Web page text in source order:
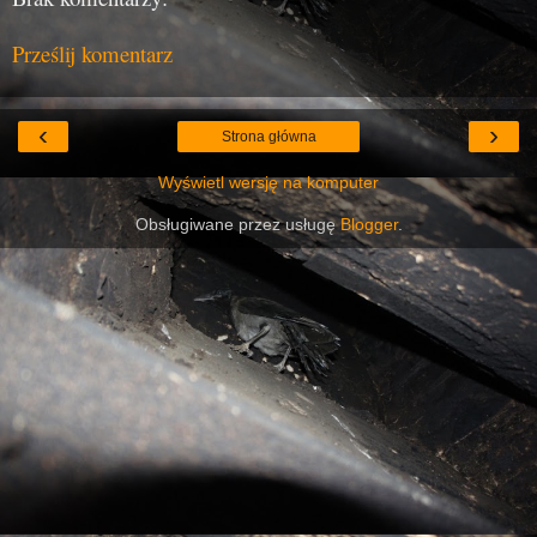
Prześlij komentarz
‹ ›
Strona główna
Wyświetl wersję na komputer
Obsługiwane przez usługęBlogger.